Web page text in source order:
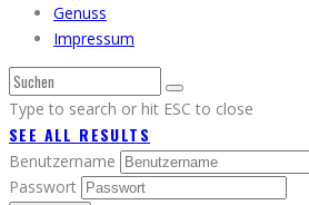
Genuss
Impressum
Type to search or hit ESC to close
SEE ALL RESULTS
Benutzername
Passwort